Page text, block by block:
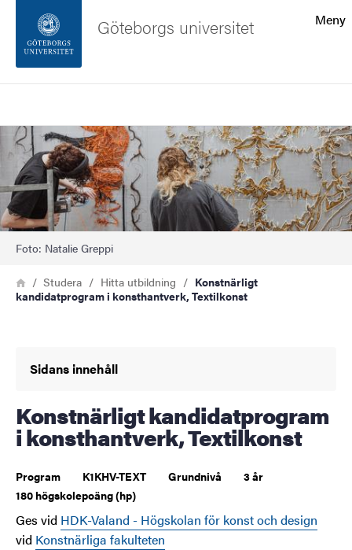
Sidfoten
Om webbplatsen
Meny
Göteborgs universitet
Bild
Foto: Natalie Greppi
Länkstig
HemStudera Hitta utbildning
Konstnärligt
kandidatprogram i konsthantverk, Textilkonst
Sidans innehåll
Konstnärligt kandidatprogram
i konsthantverk, Textilkonst
Program K1KHV-TEXT Grundnivå
3 år
180 högskolepoäng (hp)
Ges vid HDK-Valand - Högskolan för konst och design
vid Konstnärliga fakulteten